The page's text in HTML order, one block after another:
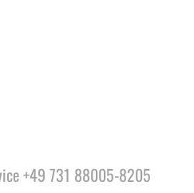
+49 731 88005-8205